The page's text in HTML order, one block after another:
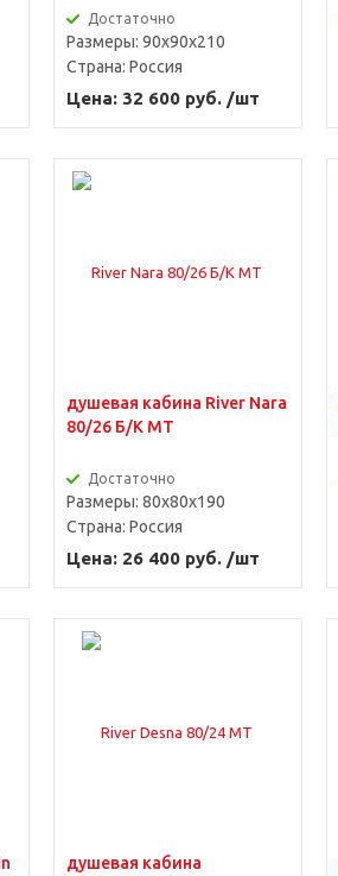
Достаточно
Размеры: 90x90x210
Страна: Россия
Цена: 32 600 руб. /шт
душевая кабина River Nara
80/26 Б/К MT
Достаточно
Размеры: 80x80x190
Страна: Россия
Цена: 26 400 руб. /шт
душевая кабина